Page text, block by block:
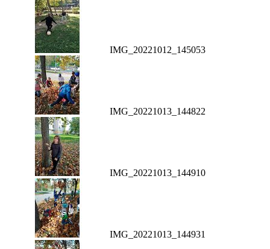
IMG_20221012_145053
IMG_20221013_144822
IMG_20221013_144910
IMG_20221013_144931